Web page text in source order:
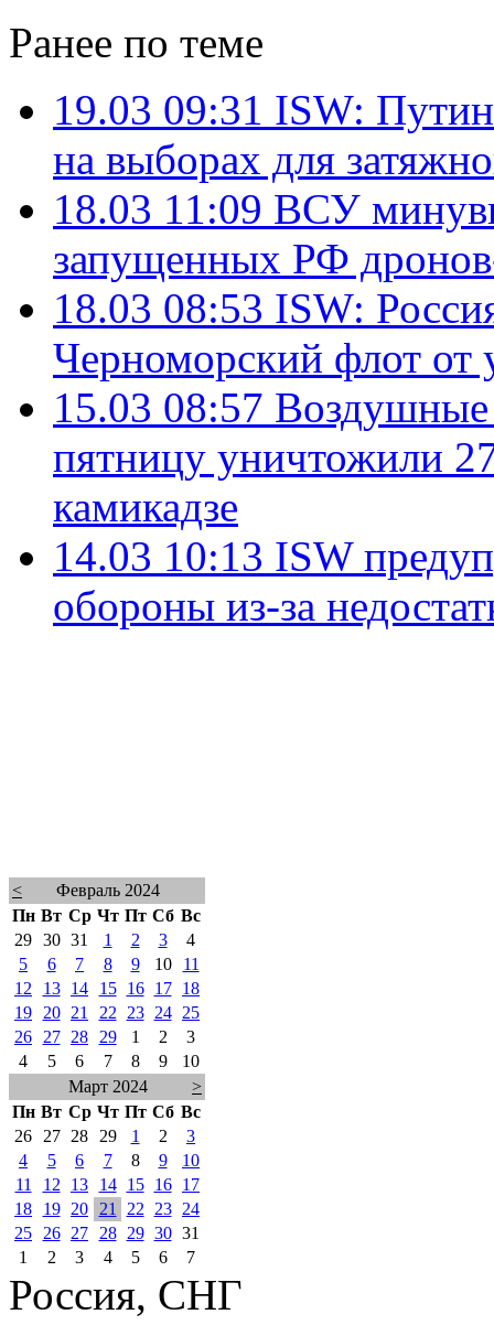
Ранее по теме
19.03 09:31 ISW: Путин
на выборах для
18.03 11:09 ВСУ
запущенных РФ
18.03 08:53 ISW:
Черноморский флот от
15.03 08:57
пятницу уничтожили
камикадзе
14.03 10:13 ISW
обороны из-за
<
Февраль 2024
Пн Вт Ср Чт Пт Сб Вс
29 30 31 1 2 3
4
5
6 7 8 9 10
11
12
13 14 15 16 17
18
19
20 21 22 23 24
25
26
27 28 29 1 2
3
4
5 6 7 8 9
10
Март 2024
>
Пн Вт Ср Чт Пт Сб Вс
26
27 28 29 1 2
3
4
5 6 7 8 9
10
11
12 13 14 15 16
17
18
19 20 21 22 23
24
25
26 27 28 29 30 31
1
2 3 4 5 6 7
Россия, СНГ